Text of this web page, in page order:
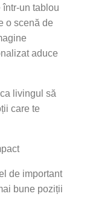
într-un tablou
o scenă de
aduce
livingul să
care te
de important
bune poziții